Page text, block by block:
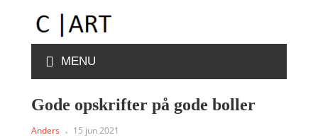
MENU
Gode opskrifter på gode boller
Anders 15 jun 2021